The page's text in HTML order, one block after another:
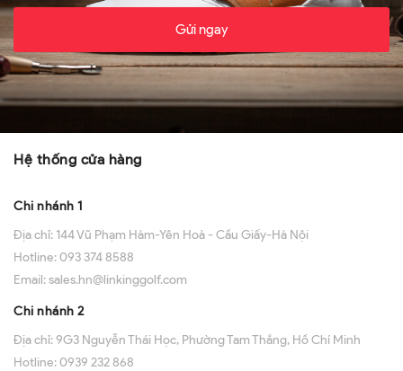
Gửi ngay
Hệ thống cửa hàng
Chi nhánh 1
Địa chỉ: 144 Vũ Phạm Hàm-Yên Hoà - Cầu Giấy-Hà Nội
Hotline:093 374 8588
Email:sales.hn@linkinggolf.com
Chi nhánh 2
Địa chỉ:9G3 Nguyễn Thái Học, Phường Tam Thắng, Hồ Chí Minh
Hotline:0939 232 868